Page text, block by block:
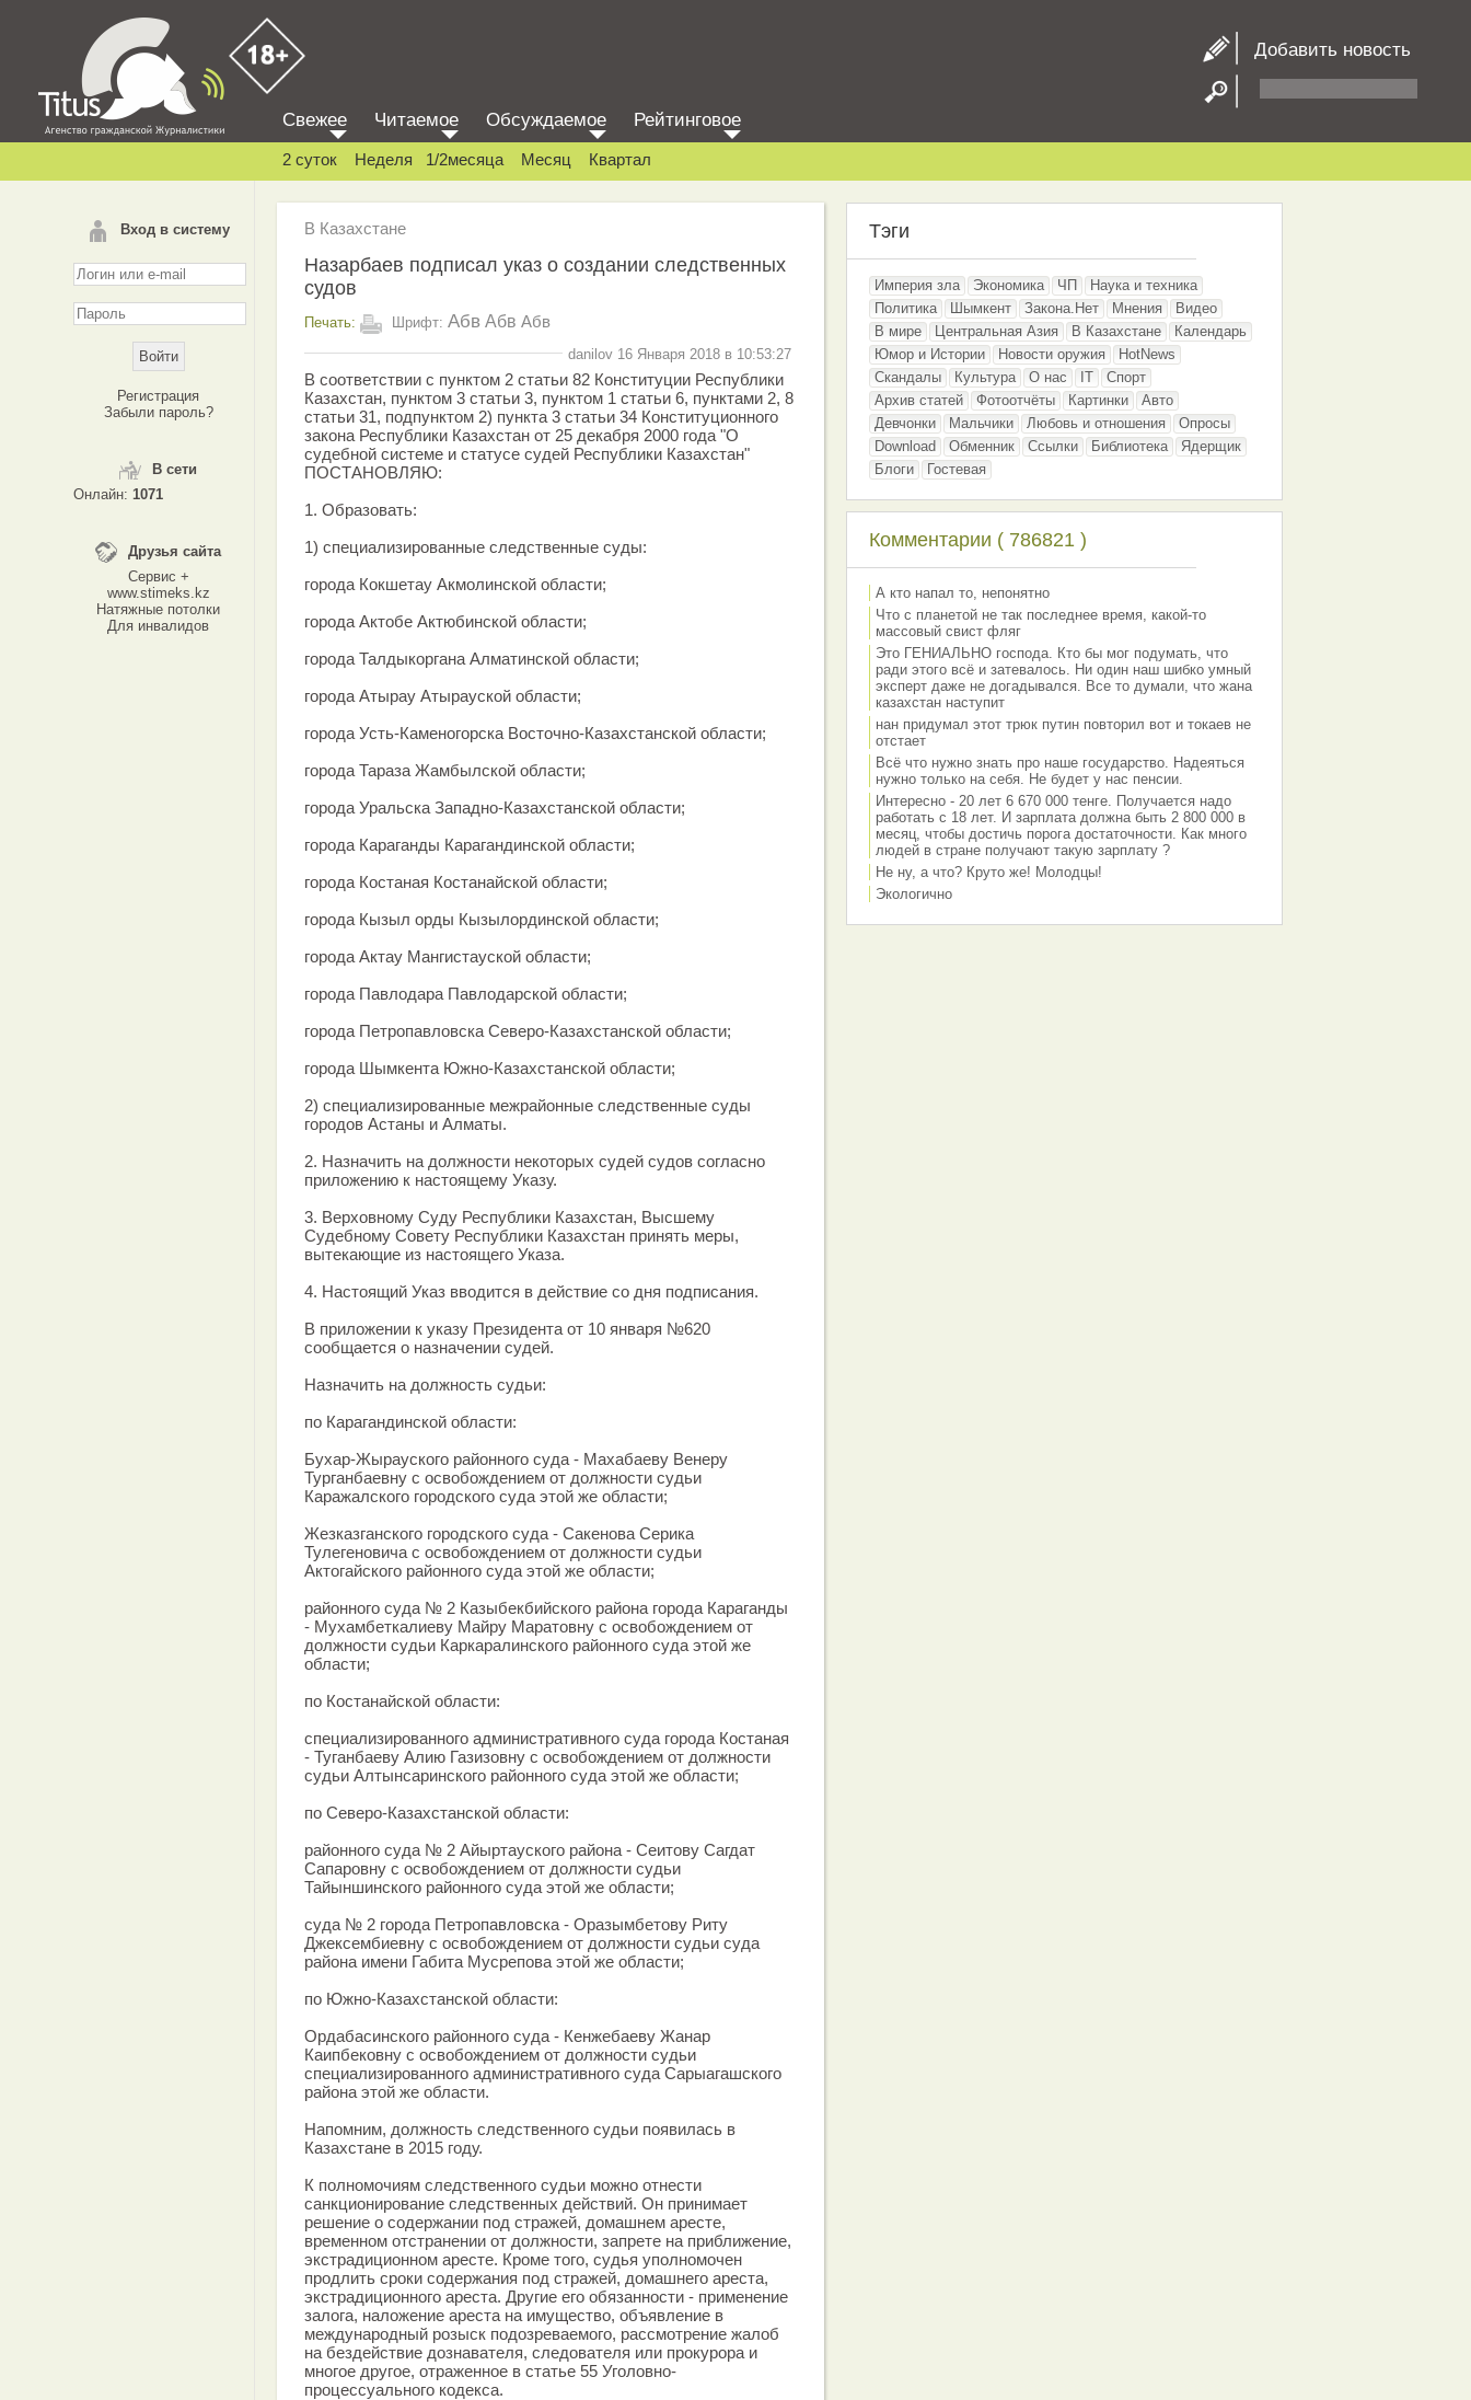
Добавить новость
Вход в систему
Регистрация
Забыли пароль?
В сети
Онлайн: 1071
Друзья сайта
Сервис +
www.stimeks.kz
Натяжные потолки
Для инвалидов
Свежее Читаемое Обсуждаемое Рейтинговое
2 суток Неделя 1/2месяца Месяц Квартал
В Казахстане
Назарбаев подписал указ о создании следственных
судов
Печать: Шрифт: Абв Абв Абв
danilov 16 Января 2018 в 10:53:27
В соответствии с пунктом 2 статьи 82 Конституции Республики
Казахстан, пунктом 3 статьи 3, пунктом 1 статьи 6, пунктами 2, 8
статьи 31, подпунктом 2) пункта 3 статьи 34 Конституционного
закона Республики Казахстан от 25 декабря 2000 года "О
судебной системе и статусе судей Республики Казахстан"
ПОСТАНОВЛЯЮ:
1. Образовать:
1) специализированные следственные суды:
города Кокшетау Акмолинской области;
города Актобе Актюбинской области;
города Талдыкоргана Алматинской области;
города Атырау Атырауской области;
города Усть-Каменогорска Восточно-Казахстанской области;
города Тараза Жамбылской области;
города Уральска Западно-Казахстанской области;
города Караганды Карагандинской области;
города Костаная Костанайской области;
города Кызыл орды Кызылординской области;
города Актау Мангистауской области;
города Павлодара Павлодарской области;
города Петропавловска Северо-Казахстанской области;
города Шымкента Южно-Казахстанской области;
2) специализированные межрайонные следственные суды
городов Астаны и Алматы.
2. Назначить на должности некоторых судей судов согласно
приложению к настоящему Указу.
3. Верховному Суду Республики Казахстан, Высшему
Судебному Совету Республики Казахстан принять меры,
вытекающие из настоящего Указа.
4. Настоящий Указ вводится в действие со дня подписания.
В приложении к указу Президента от 10 января №620
сообщается о назначении судей.
Назначить на должность судьи:
по Карагандинской области:
Бухар-Жырауского районного суда - Махабаеву Венеру
Турганбаевну с освобождением от должности судьи
Каражалского городского суда этой же области;
Жезказганского городского суда - Сакенова Серика
Тулегеновича с освобождением от должности судьи
Актогайского районного суда этой же области;
районного суда № 2 Казыбекбийского района города Караганды
- Мухамбеткалиеву Майру Маратовну с освобождением от
должности судьи Каркаралинского районного суда этой же
области;
по Костанайской области:
специализированного административного суда города Костаная
- Туганбаеву Алию Газизовну с освобождением от должности
судьи Алтынсаринского районного суда этой же области;
по Северо-Казахстанской области:
районного суда № 2 Айыртауского района - Сеитову Сагдат
Сапаровну с освобождением от должности судьи
Тайыншинского районного суда этой же области;
суда № 2 города Петропавловска - Оразымбетову Риту
Джексембиевну с освобождением от должности судьи суда
района имени Габита Мусрепова этой же области;
по Южно-Казахстанской области:
Ордабасинского районного суда - Кенжебаеву Жанар
Каипбековну с освобождением от должности судьи
специализированного административного суда Сарыагашского
района этой же области.
Напомним, должность следственного судьи появилась в
Казахстане в 2015 году.
К полномочиям следственного судьи можно отнести
санкционирование следственных действий. Он принимает
решение о содержании под стражей, домашнем аресте,
временном отстранении от должности, запрете на приближение,
экстрадиционном аресте. Кроме того, судья уполномочен
продлить сроки содержания под стражей, домашнего ареста,
экстрадиционного ареста. Другие его обязанности - применение
залога, наложение ареста на имущество, объявление в
международный розыск подозреваемого, рассмотрение жалоб
на бездействие дознавателя, следователя или прокурора и
многое другое, отраженное в статье 55 Уголовно-
процессуального кодекса.
Тэги
Империя зла Экономика ЧП
Наука и техника
Политика
Шымкент Закона.Нет Мнения
Видео
В мире
Центральная Азия В Казахстане
Календарь
Юмор и Истории
Новости оружия
HotNews
Скандалы
Культура О нас IT
Спорт
Архив статей
Фотоотчёты Картинки
Авто
Девчонки
Мальчики Любовь и отношения
Опросы
Download
Обменник Ссылки Библиотека
Ядерщик
Блоги
Гостевая
Комментарии ( 786821 )
А кто напал то, непонятно
Что с планетой не так последнее время, какой-то
массовый свист фляг
Это ГЕНИАЛЬНО господа. Кто бы мог подумать, что
ради этого всё и затевалось. Ни один наш шибко умный
эксперт даже не догадывался. Все то думали, что жана
казахстан наступит
нан придумал этот трюк путин повторил вот и токаев не
отстает
Всё что нужно знать про наше государство. Надеяться
нужно только на себя. Не будет у нас пенсии.
Интересно - 20 лет 6 670 000 тенге. Получается надо
работать с 18 лет. И зарплата должна быть 2 800 000 в
месяц, чтобы достичь порога достаточности. Как много
людей в стране получают такую зарплату ?
Не ну, а что? Круто же! Молодцы!
Экологично